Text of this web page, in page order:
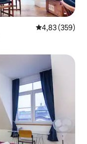
Xếp hạng
4,83 (359)